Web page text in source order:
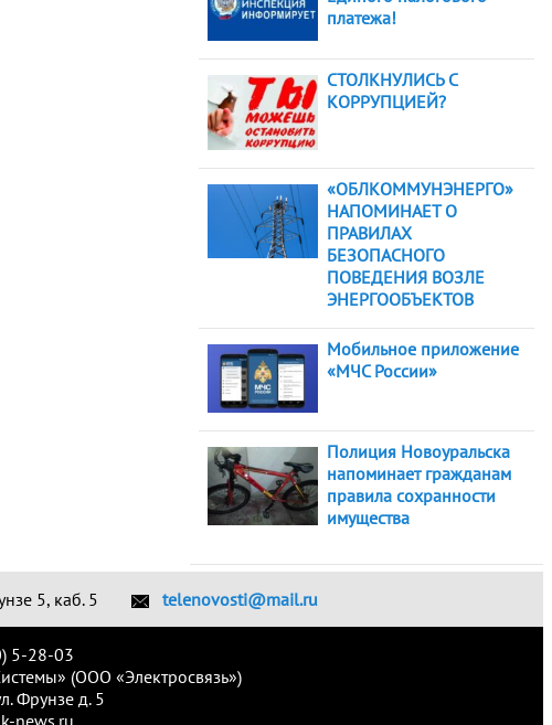
платежа!
СТОЛКНУЛИСЬ С
КОРРУПЦИЕЙ?
«ОБЛКОММУНЭНЕРГО»
НАПОМИНАЕТ О
ПРАВИЛАХ
БЕЗОПАСНОГО
ПОВЕДЕНИЯ ВОЗЛЕ
ЭНЕРГООБЪЕКТОВ
Мобильное приложение
«МЧС России»
Полиция Новоуральска
напоминает гражданам
правила сохранности
имущества
5, каб. 5 telenovosti@mail.ru
5-28-03
(ООО «Электросвязь»)
Фрунзе д. 5